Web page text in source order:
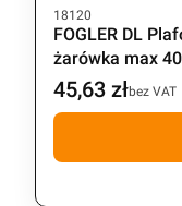
Kod produktu
18120
FOGLER DL
żarówka max
Cena
45,63 złbez VAT